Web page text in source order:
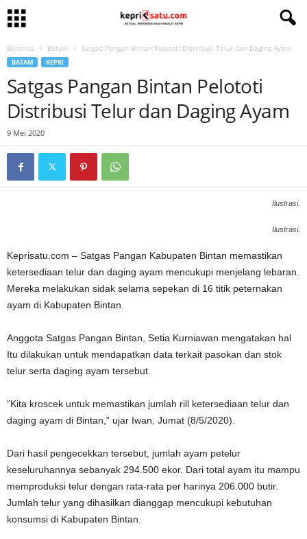
Beranda Batam Satgas Pangan Bintan Pelototi Distribusi Telur dan Daging Ayam
BATAM KEPRI
Satgas Pangan Bintan Pelototi
Distribusi Telur dan Daging Ayam
9 Mei 2020
Ilustrasi.
Ilustrasi.
Keprisatu.com – Satgas Pangan Kabupaten Bintan memastikan
ketersediaan telur dan daging ayam mencukupi menjelang lebaran.
Mereka melakukan sidak selama sepekan di 16 titik peternakan
ayam di Kabupaten Bintan.
Anggota Satgas Pangan Bintan, Setia Kurniawan mengatakan hal
Itu dilakukan untuk mendapatkan data terkait pasokan dan stok
telur serta daging ayam tersebut.
“Kita kroscek untuk memastikan jumlah rill ketersediaan telur dan
daging ayam di Bintan,” ujar Iwan, Jumat (8/5/2020).
Dari hasil pengecekkan tersebut, jumlah ayam petelur
keseluruhannya sebanyak 294.500 ekor. Dari total ayam itu mampu
memproduksi telur dengan rata-rata per harinya 206.000 butir.
Jumlah telur yang dihasilkan dianggap mencukupi kebutuhan
konsumsi di Kabupaten Bintan.